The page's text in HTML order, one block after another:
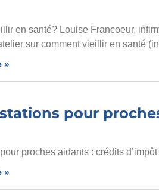
en santé? Louise Francoeur,
sur comment vieillir en santé
»
pour
proches aidants : crédits
»